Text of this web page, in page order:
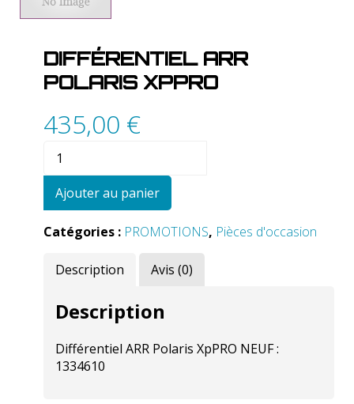
DIFFÉRENTIEL ARR
POLARIS XPPRO
435,00 €
ARR
XpPRO
Ajouter au panier
Catégories : PROMOTIONS, Pièces d'occasion
Description Avis (0)
Description
Différentiel ARR Polaris XpPRO NEUF :
1334610